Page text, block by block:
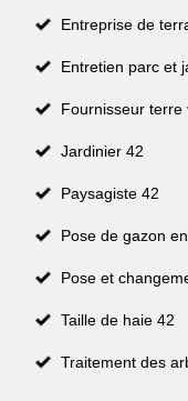
Entreprise de
Entretien parc et
Fournisseur terre
Jardinier 42
Paysagiste 42
Pose de gazon
Pose et
Taille de haie 42
Traitement des